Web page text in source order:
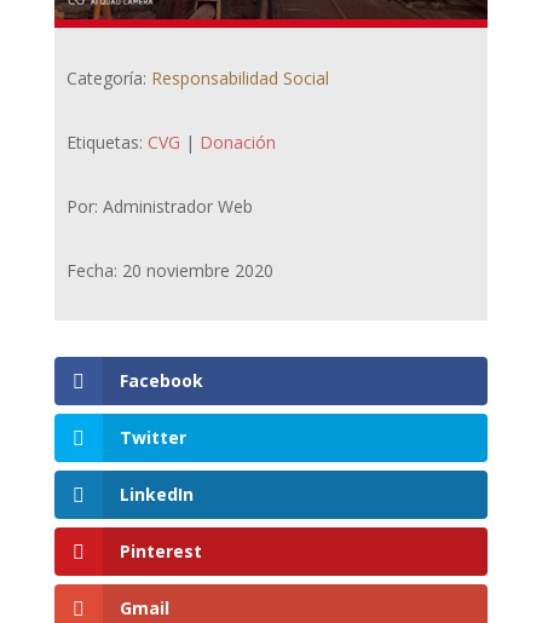
Categoría: Responsabilidad Social
Etiquetas: CVG | Donación
Por: Administrador Web
Fecha: 20 noviembre 2020
Facebook
Twitter
LinkedIn
Pinterest
Gmail